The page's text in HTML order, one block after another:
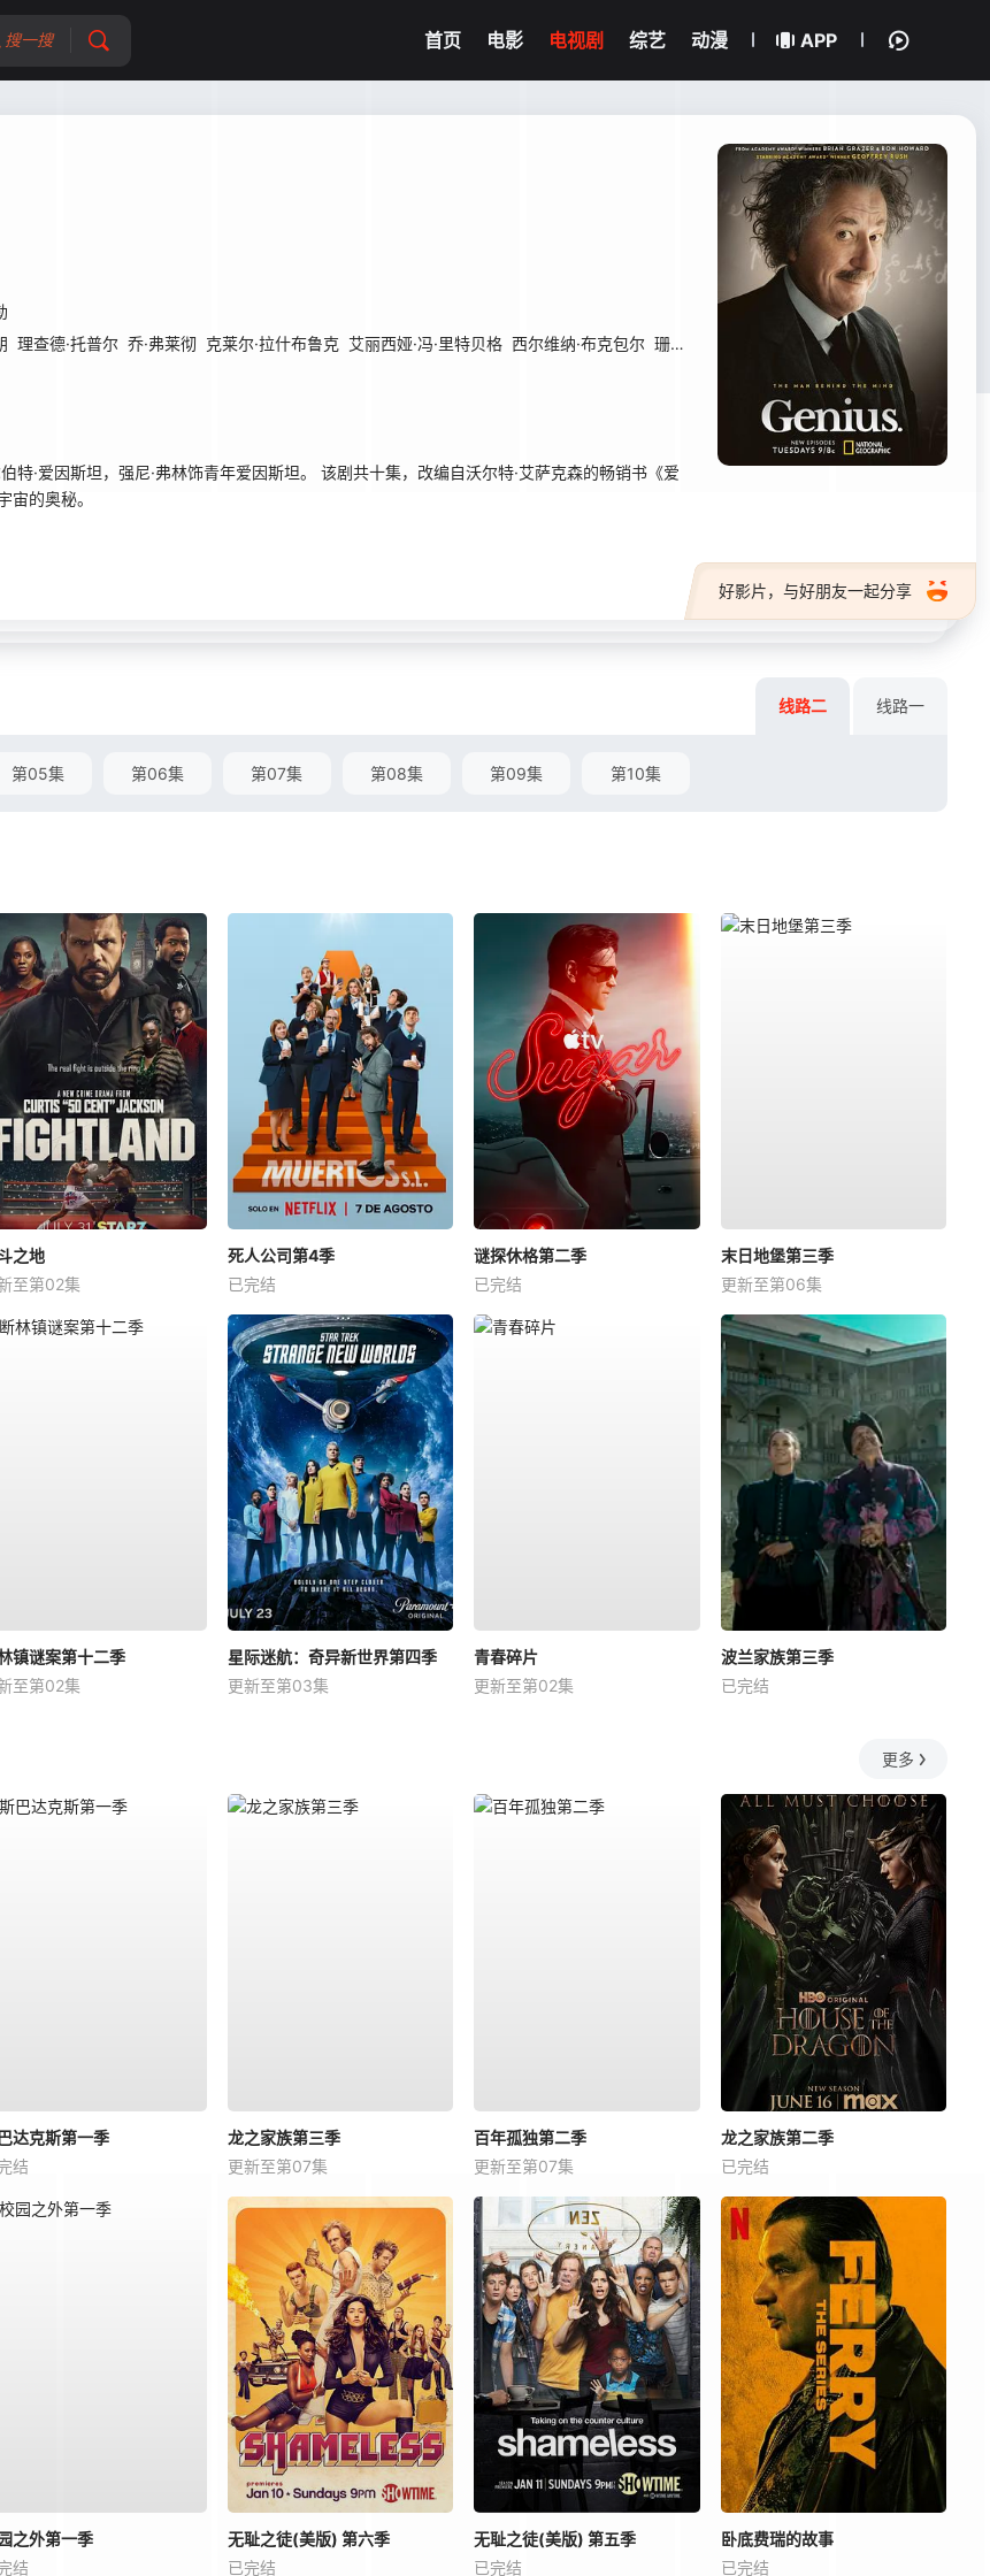
搜一搜 首页 电影 电视剧 综艺 动漫 APP
理查德·托普尔 乔·弗莱彻 克莱尔·拉什布鲁克 艾丽西娅·冯·里特贝格 西尔维纳·布克包尔 珊农·塔伯特
亨利·古德曼
·爱因斯坦，强尼·弗林饰青年爱因斯坦。 该剧共十集，改编自沃尔特·艾萨克森的畅销书《爱
的奥秘。
好影片，与好朋友一起分享
线路二 线路一
第05集 第06集 第07集 第08集 第09集 第10集
之地
至第02集
死人公司第4季
已完结
谜探休格第二季
已完结
末日地堡第三季
更新至第06集
镇谜案第十二季
至第02集
星际迷航：奇异新世界第四季
更新至第03集
青春碎片
更新至第02集
波兰家族第三季
已完结
更多
达克斯第一季
结
龙之家族第三季
更新至第07集
百年孤独第二季
更新至第07集
龙之家族第二季
已完结
之外第一季
结
无耻之徒(美版) 第六季
已完结
无耻之徒(美版) 第五季
已完结
卧底费瑞的故事
已完结